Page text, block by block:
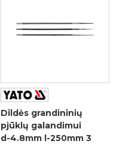
Dildės grandininių
pjūklų galandimui
d-4.8mm l-250mm 3